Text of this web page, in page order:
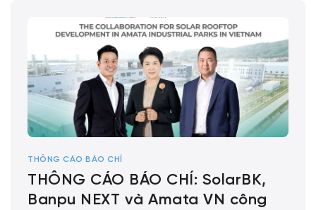
THÔNG CÁO BÁO CHÍ
THÔNG CÁO BÁO CHÍ: SolarBK,
Banpu NEXT và Amata VN công